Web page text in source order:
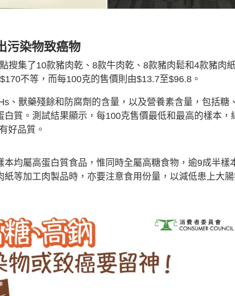
污染物致癌物
搜集了10款豬肉乾、8款牛肉乾、8款豬肉鬆和4款豬肉
不等，而每100克的售價則由$13.7至$96.8。
、獸藥殘餘和防腐劑的含量，以及營養素含量，包括糖、
質。測試結果顯示，每100克售價最低和最高的樣本，
好品質。
均屬高蛋白質食品，惟同時全屬高糖食物，逾9成半樣
等加工肉製品時，亦要注意食用份量，以減低患上大